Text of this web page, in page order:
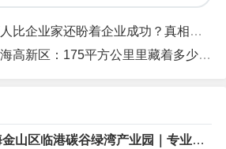
企业家还盼着企业成功？真相让人动容
新区：175平方公里里藏着多少拿地机会
金山区临港碳谷绿湾产业园｜专业精